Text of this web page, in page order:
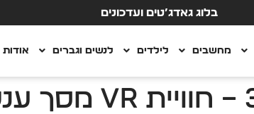
בלוג גאדג’טים ועדכונים
מחשבים לילדים לנשים וגברים אודות